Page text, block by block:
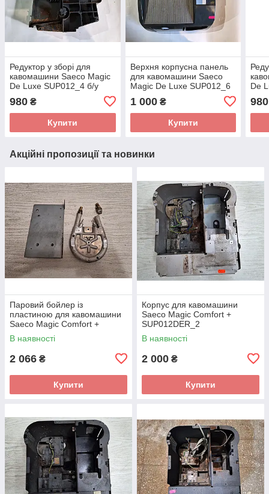
Редуктор у зборі для
кавомашини Saeco Magic
De Luxe SUP012_4 б/у
980 ₴
Купити
Верхня корпусна панель
для кавомашини Saeco
Magic De Luxe SUP012_6
1 000₴
Купити
De
980
Акційні пропозиції та новинки
Паровий бойлер із
пластиною для кавомашини
Saeco Magic Comfort +
SUP012DER_2 б/у_дефект
В наявності
2 066 ₴
Купити
Корпус для кавомашини
Saeco Magic Comfort +
SUP012DER_2
В наявності
2 000 ₴
Купити